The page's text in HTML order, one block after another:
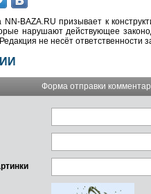
NN-BAZA.RU призывает к
нарушают действующее
не несёт ответственности
Форма отправки